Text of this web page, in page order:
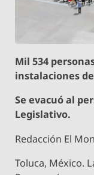
Mil 534
instalaciones
Se evacuó al
Legislativo.
Redacción El
Toluca, México.